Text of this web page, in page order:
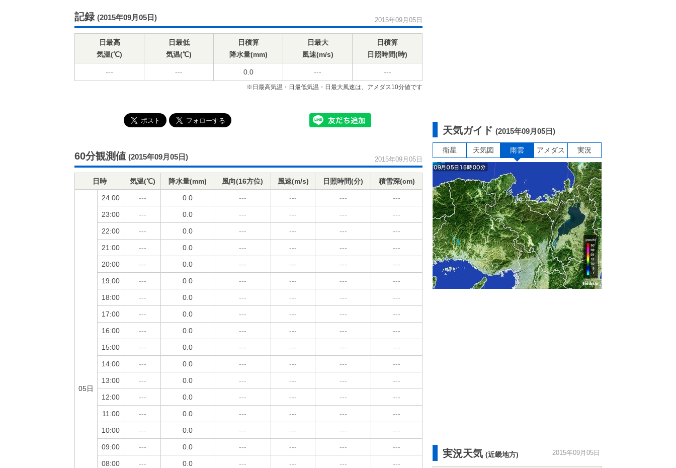
記録 (2015年09月05日) 2015年09月05日
日最高
気温(℃)
日最低
気温(℃)
日積算
降水量(mm)
日最大
風速(m/s)
日積算
日照時間(時)
--- --- 0.0 --- ---
※日最高気温・日最低気温・日最大風速は、アメダス10分値です
60分観測値 (2015年09月05日) 2015年09月05日
日時 気温(℃) 降水量(mm) 風向(16方位) 風速(m/s) 日照時間(分) 積雪深(cm)
05日
24:00 --- 0.0 --- --- --- ---
23:00 --- 0.0 --- --- --- ---
22:00 --- 0.0 --- --- --- ---
21:00 --- 0.0 --- --- --- ---
20:00 --- 0.0 --- --- --- ---
19:00 --- 0.0 --- --- --- ---
18:00 --- 0.0 --- --- --- ---
17:00 --- 0.0 --- --- --- ---
16:00 --- 0.0 --- --- --- ---
15:00 --- 0.0 --- --- --- ---
14:00 --- 0.0 --- --- --- ---
13:00 --- 0.0 --- --- --- ---
12:00 --- 0.0 --- --- --- ---
11:00 --- 0.0 --- --- --- ---
10:00 --- 0.0 --- --- --- ---
09:00 --- 0.0 --- --- --- ---
08:00 --- 0.0 --- --- --- ---
天気ガイド (2015年09月05日)
衛星 天気図 雨雲 アメダス 実況
実況天気 (近畿地方) 2015年09月05日